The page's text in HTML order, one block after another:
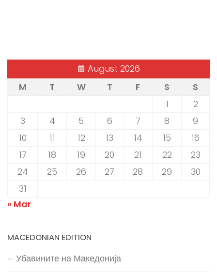
August 2026
M
T W T F S
S
1
2
3
4 5 6 7 8
9
10
11 12 13 14 15
16
17
18 19 20 21 22
23
24
25 26 27 28 29
30
31
« Mar
MACEDONIAN EDITION
Убавините на Македонија